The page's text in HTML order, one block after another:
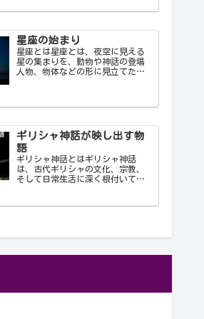
星座の始まり
星座とは星座とは、夜空に見える
星の集まりを、動物や神話の登場
人物、物体などの形に見立てたも
要な役…
ギリシャ神話が映し出す物
語
ギリシャ神話とはギリシャ神話
は、古代ギリシャの文化、宗教、
そして日常生活に深く根付いてい
の物語は、古代ギリシャ人の世界
大な…